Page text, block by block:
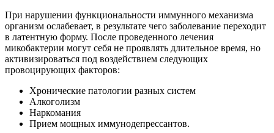
При нарушении функциональности иммунного механизма
организм ослабевает, в результате чего заболевание переходит
в латентную форму. После проведенного лечения
микобактерии могут себя не проявлять длительное время, но
активизироваться под воздействием следующих
провоцирующих факторов:
Хронические патологии разных систем
Алкоголизм
Наркомания
Прием мощных иммунодепрессантов.